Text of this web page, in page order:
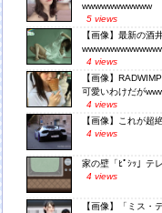
wwwwwwwwwww
5 views
【画像】最新の酒
4 views
【画像】
可愛いわけだが
4 views
【画像】これが
4 views
家の壁「ﾋﾟｼｯ」テ
4 views
【画像】「ミス・